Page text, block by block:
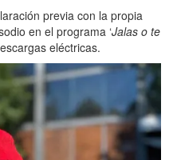
previa con la propia
en el programa ‘Jalas o te
eléctricas.